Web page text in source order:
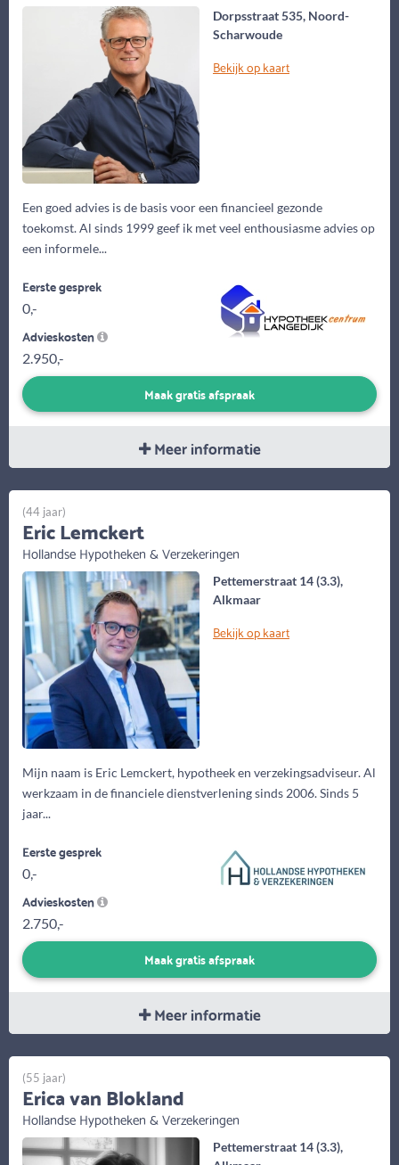
Dorpsstraat 535, Noord-
Scharwoude
Bekijk op kaart
Een goed advies is de basis voor een financieel gezonde
toekomst. Al sinds 1999 geef ik met veel enthousiasme advies op
een informele...
Eerste gesprek
0,-
Advieskosten
2.950,-
Maak gratis afspraak
Meer informatie
Pettemerstraat 14 (3.3),
Alkmaar
Bekijk op kaart
Mijn naam is Eric Lemckert, hypotheek en verzekingsadviseur. Al
werkzaam in de financiele dienstverlening sinds 2006. Sinds 5
jaar...
(44 jaar)
Eric Lemckert
Hollandse Hypotheken & Verzekeringen
Eerste gesprek
0,-
Advieskosten
2.750,-
Maak gratis afspraak
Meer informatie
Pettemerstraat 14 (3.3),
(55 jaar)
Erica van Blokland
Hollandse Hypotheken & Verzekeringen